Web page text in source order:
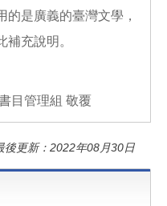
的是廣義的臺灣文學，
充說明。
目管理組 敬覆
更新：2022年08月30日